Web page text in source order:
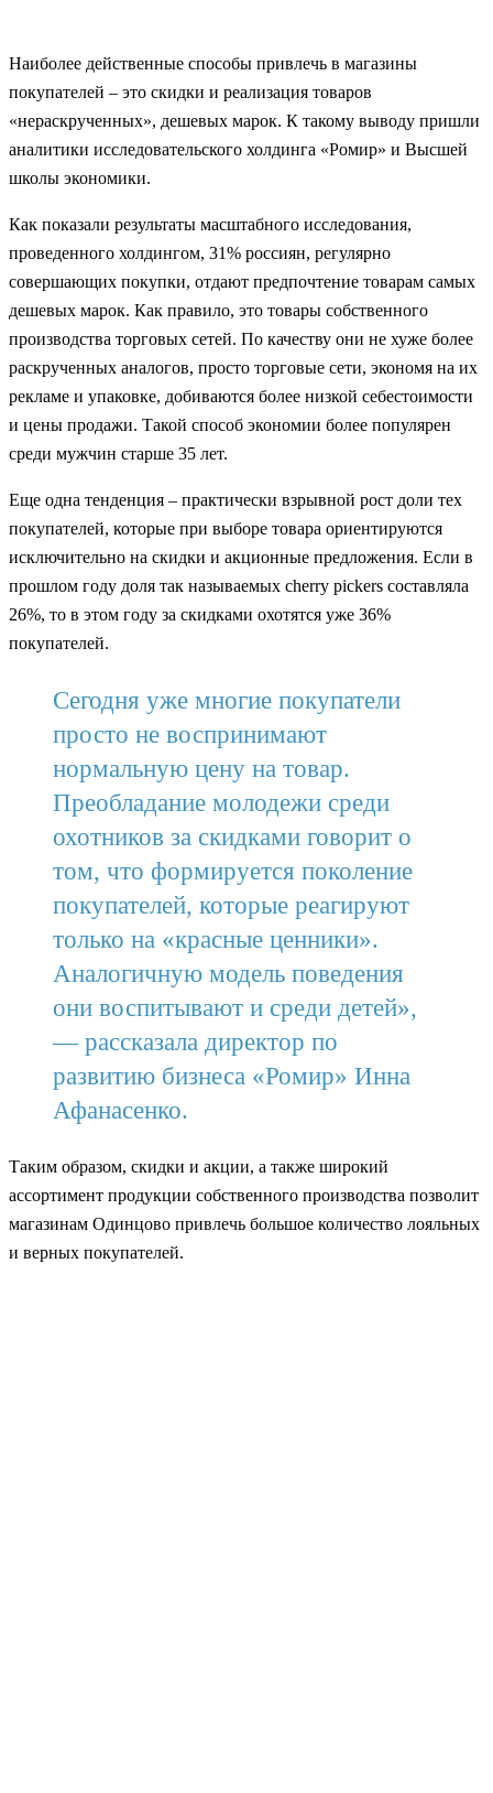
Наиболее действенные способы привлечь в магазины
покупателей – это скидки и реализация товаров
«нераскрученных», дешевых марок. К такому выводу пришли
аналитики исследовательского холдинга «Ромир» и Высшей
школы экономики.
Как показали результаты масштабного исследования,
проведенного холдингом, 31% россиян, регулярно
совершающих покупки, отдают предпочтение товарам самых
дешевых марок. Как правило, это товары собственного
производства торговых сетей. По качеству они не хуже более
раскрученных аналогов, просто торговые сети, экономя на их
рекламе и упаковке, добиваются более низкой себестоимости
и цены продажи. Такой способ экономии более популярен
среди мужчин старше 35 лет.
Еще одна тенденция – практически взрывной рост доли тех
покупателей, которые при выборе товара ориентируются
исключительно на скидки и акционные предложения. Если в
прошлом году доля так называемых cherry pickers составляла
26%, то в этом году за скидками охотятся уже 36%
покупателей.
Сегодня уже многие покупатели
просто не воспринимают
нормальную цену на товар.
Преобладание молодежи среди
охотников за скидками говорит о
том, что формируется поколение
покупателей, которые реагируют
только на «красные ценники».
Аналогичную модель поведения
они воспитывают и среди детей»,
— рассказала директор по
развитию бизнеса «Ромир» Инна
Афанасенко.
Таким образом, скидки и акции, а также широкий
ассортимент продукции собственного производства позволит
магазинам Одинцово привлечь большое количество лояльных
и верных покупателей.